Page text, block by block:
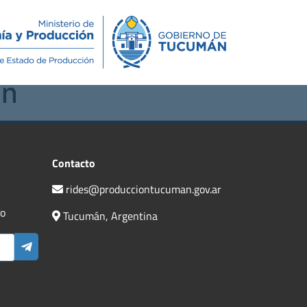
Novedades Contacto
Contacto
rides@producciontucuman.gov.ar
Tucumán, Argentina